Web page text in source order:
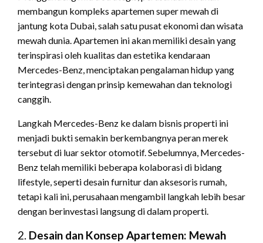
membangun kompleks apartemen super mewah di
jantung kota Dubai, salah satu pusat ekonomi dan wisata
mewah dunia. Apartemen ini akan memiliki desain yang
terinspirasi oleh kualitas dan estetika kendaraan
Mercedes-Benz, menciptakan pengalaman hidup yang
terintegrasi dengan prinsip kemewahan dan teknologi
canggih.
Langkah Mercedes-Benz ke dalam bisnis properti ini
menjadi bukti semakin berkembangnya peran merek
tersebut di luar sektor otomotif. Sebelumnya, Mercedes-
Benz telah memiliki beberapa kolaborasi di bidang
lifestyle, seperti desain furnitur dan aksesoris rumah,
tetapi kali ini, perusahaan mengambil langkah lebih besar
dengan berinvestasi langsung di dalam properti.
2. Desain dan Konsep Apartemen: Mewah